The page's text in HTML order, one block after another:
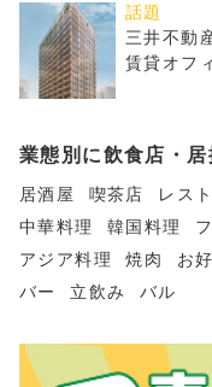
話題
三井不動
賃貸オフ
業態別に飲食店・
居酒屋 喫茶店 レス
中華料理
韓国料理
アジア料理
焼肉 お
バー
立飲み バル